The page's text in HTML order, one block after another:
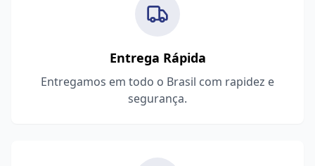
Entrega Rápida
Entregamos em todo o Brasil com rapidez e
segurança.